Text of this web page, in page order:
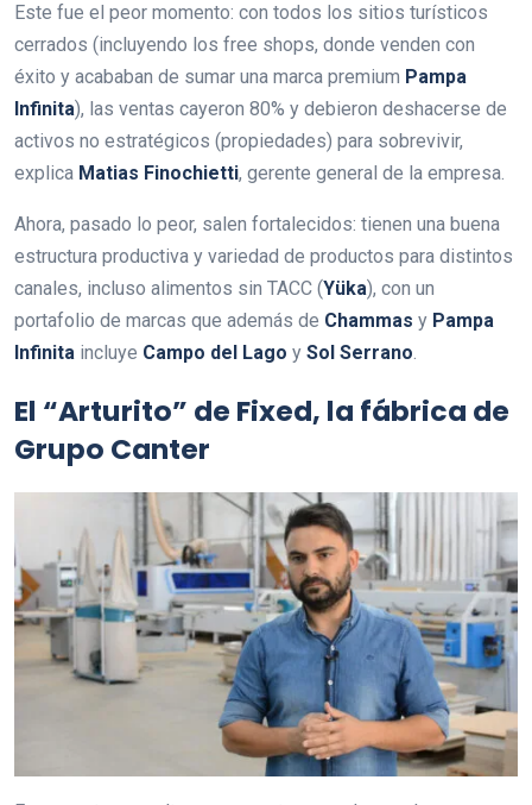
Este fue el peor momento: con todos los sitios turísticos
cerrados (incluyendo los free shops, donde venden con
éxito y acababan de sumar una marca premium Pampa
Infinita), las ventas cayeron 80% y debieron deshacerse de
activos no estratégicos (propiedades) para sobrevivir,
explica Matias Finochietti, gerente general de la empresa.
Ahora, pasado lo peor, salen fortalecidos: tienen una buena
estructura productiva y variedad de productos para distintos
canales, incluso alimentos sin TACC (Yüka), con un
portafolio de marcas que además de Chammas y Pampa
Infinita incluye Campo del Lago y Sol Serrano.
El “Arturito” de Fixed, la fábrica de
Grupo Canter